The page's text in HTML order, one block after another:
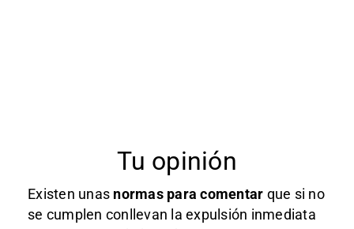
Tu opinión
Existen unas normas para comentar que si no
se cumplen conllevan la expulsión inmediata